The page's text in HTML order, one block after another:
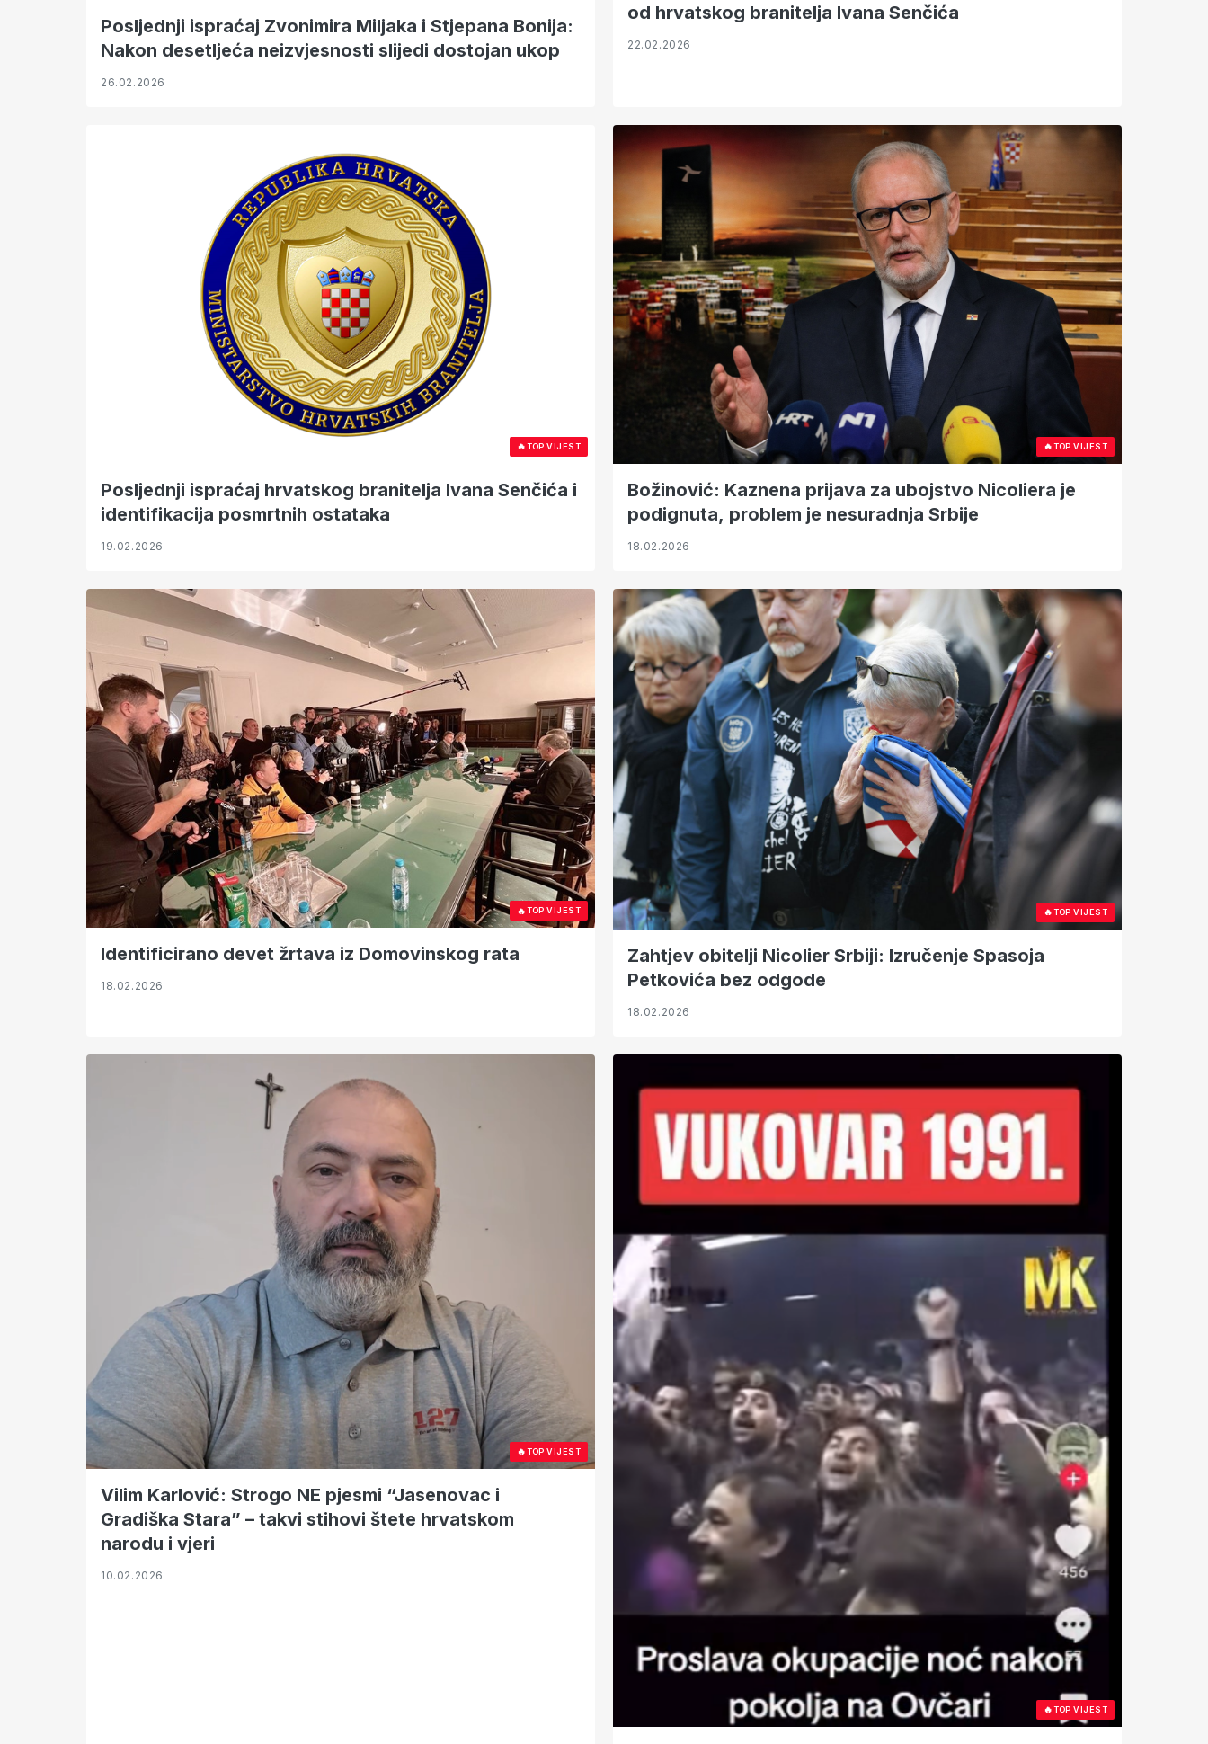
Posljednji ispraćaj Zvonimira Miljaka i Stjepana Bonija:
Nakon desetljeća neizvjesnosti slijedi dostojan ukop
26.02.2026
od hrvatskog branitelja Ivana Senčića
22.02.2026
🔥TOP VIJEST
Posljednji ispraćaj hrvatskog branitelja Ivana Senčića i
identifikacija posmrtnih ostataka
19.02.2026
🔥TOP VIJEST
Božinović: Kaznena prijava za ubojstvo Nicoliera je
podignuta, problem je nesuradnja Srbije
18.02.2026
🔥TOP VIJEST
Identificirano devet žrtava iz Domovinskog rata
18.02.2026
🔥TOP VIJEST
Zahtjev obitelji Nicolier Srbiji: Izručenje Spasoja
Petkovića bez odgode
18.02.2026
🔥TOP VIJEST
Vilim Karlović: Strogo NE pjesmi “Jasenovac i
Gradiška Stara” – takvi stihovi štete hrvatskom
narodu i vjeri
10.02.2026
🔥TOP VIJEST